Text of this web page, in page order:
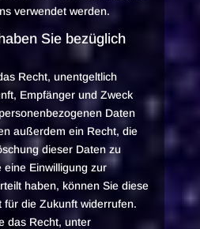
verwendet werden.
Sie bezüglich
Recht, unentgeltlich
Empfänger und Zweck
Daten
außerdem ein Recht, die
dieser Daten zu
eine Einwilligung zur
haben, können Sie diese
für die Zukunft widerrufen.
das Recht, unter